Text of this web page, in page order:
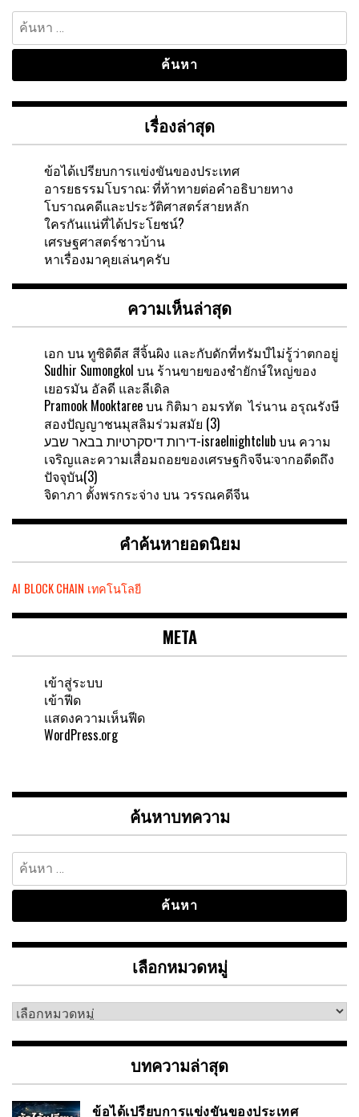
ค้นหา
สำหรับ:
เรื่องล่าสุด
ข้อได้เปรียบการแข่งขันของประเทศ
อารยธรรมโบราณ: ที่ท้าทายต่อคำอธิบายทาง
โบราณคดีและประวัติศาสตร์สายหลัก
ใครกันแน่ที่ได้ประโยชน์?
เศรษฐศาสตร์ชาวบ้าน
หาเรื่องมาคุยเล่นๆครับ
ความเห็นล่าสุด
เอก บนทูซิดิดีส สีจิ้นผิง และกับดักที่ทรัมป์ไม่รู้ว่าตกอยู่
Sudhir Sumongkol บน ร้านขายของชำยักษ์ใหญ่ของ
เยอรมัน อัลดี และลีเดิล
Pramook Mooktareeบน กิติมา อมรทัต ไร่นาน อรุณรังษี
สองปัญญาชนมุสลิมร่วมสมัย (3)
דירות דיסקרטיות בבאר שבע-israelnightclubบน ความ
เจริญและความเสื่อมถอยของเศรษฐกิจจีน:จากอดีดถึง
ปัจจุบัน(3)
จิดาภา ตั้งพรกระจ่าง บน วรรณคดีจีน
คำค้นหายอดนิยม
AI BLOCK CHAIN เทคโนโลยี
META
เข้าสู่ระบบ
เข้าฟีด
แสดงความเห็นฟีด
WordPress.org
ค้นหาบทความ
ค้นหา
สำหรับ:
เลือกหมวดหมู่
เลือก
หมู่
บทความล่าสุด
ข้อได้เปรียบการแข่งขันของประเทศ